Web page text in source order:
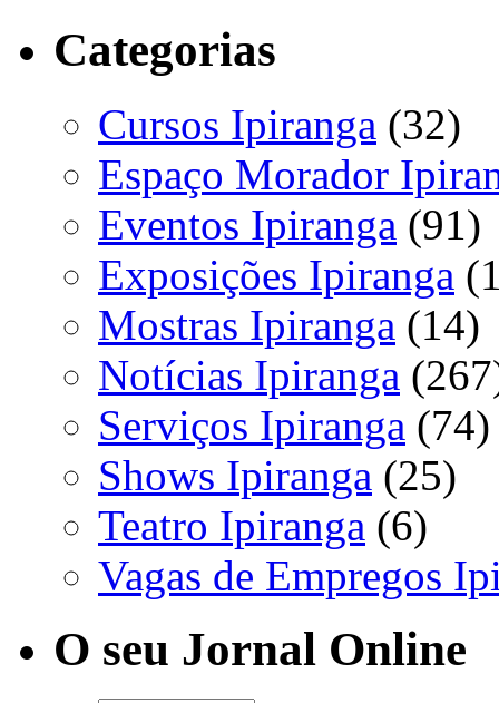
Categorias
Cursos Ipiranga (32)
Espaço Morador
Eventos Ipiranga (91)
Exposições Ipiranga
Mostras Ipiranga (14)
Notícias Ipiranga
Serviços Ipiranga (74)
Shows Ipiranga (25)
Teatro Ipiranga (6)
Vagas de Empregos
O seu Jornal Online